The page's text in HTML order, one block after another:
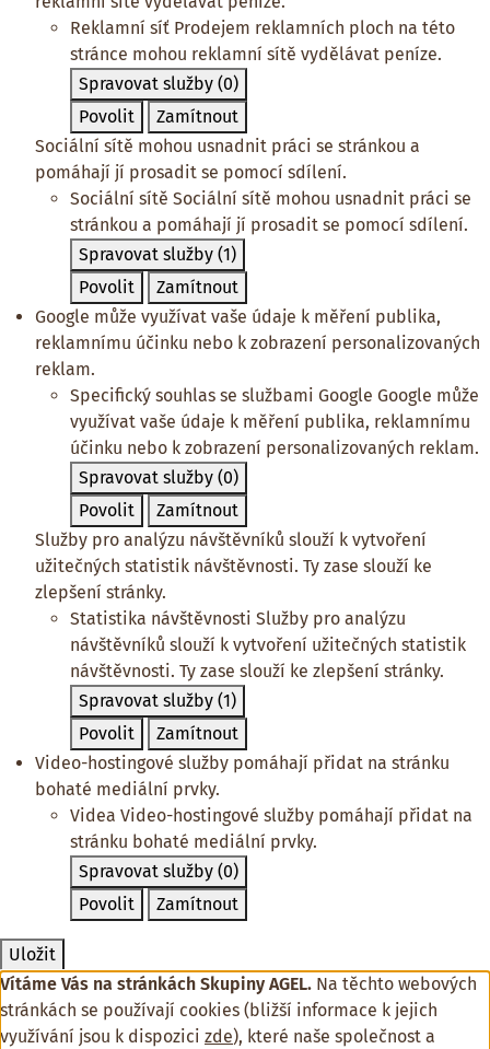
Reklamní síť Prodejem reklamních ploch na této
stránce mohou reklamní sítě vydělávat peníze.
Spravovat služby (0)
Povolit
Zamítnout
Sociální sítě mohou usnadnit práci se stránkou a
pomáhají jí prosadit se pomocí sdílení.
Sociální sítě Sociální sítě mohou usnadnit práci se
stránkou a pomáhají jí prosadit se pomocí sdílení.
Spravovat služby (1)
Povolit
Zamítnout
Google může využívat vaše údaje k měření publika,
reklamnímu účinku nebo k zobrazení personalizovaných
reklam.
Specifický souhlas se službami Google Google může
využívat vaše údaje k měření publika, reklamnímu
účinku nebo k zobrazení personalizovaných reklam.
Spravovat služby (0)
Povolit
Zamítnout
Služby pro analýzu návštěvníků slouží k vytvoření
užitečných statistik návštěvnosti. Ty zase slouží ke
zlepšení stránky.
Statistika návštěvnosti Služby pro analýzu
návštěvníků slouží k vytvoření užitečných statistik
návštěvnosti. Ty zase slouží ke zlepšení stránky.
Spravovat služby (1)
Povolit
Zamítnout
Video-hostingové služby pomáhají přidat na stránku
bohaté mediální prvky.
Videa Video-hostingové služby pomáhají přidat na
stránku bohaté mediální prvky.
Spravovat služby (0)
Povolit
Zamítnout
Uložit
Vítáme Vás na stránkách Skupiny AGEL. Na těchto webových
stránkách se používají cookies (bližší informace k jejich
využívání jsou k dispozici zde), které naše společnost a